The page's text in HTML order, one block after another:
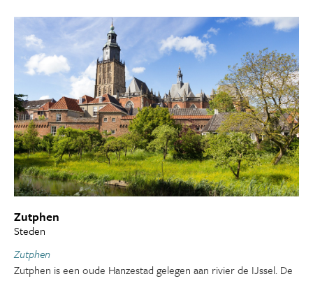
Zutphen
Steden
Zutphen
Zutphen is een oude Hanzestad gelegen aan rivier de IJssel. De